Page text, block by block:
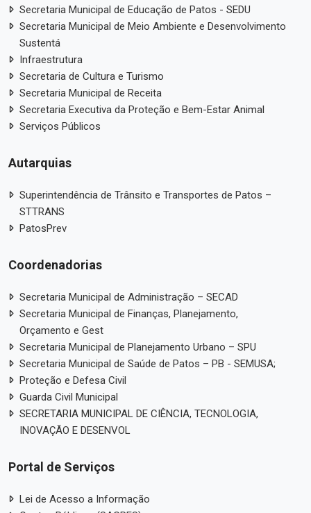
Secretaria Municipal de Educação de Patos - SEDU
Secretaria Municipal de Meio Ambiente e Desenvolvimento
Sustentá
Infraestrutura
Secretaria de Cultura e Turismo
Secretaria Municipal de Receita
Secretaria Executiva da Proteção e Bem-Estar Animal
Serviços Públicos
Autarquias
Superintendência de Trânsito e Transportes de Patos –
STTRANS
PatosPrev
Coordenadorias
Secretaria Municipal de Administração – SECAD
Secretaria Municipal de Finanças, Planejamento,
Orçamento e Gest
Secretaria Municipal de Planejamento Urbano – SPU
Secretaria Municipal de Saúde de Patos – PB - SEMUSA;
Proteção e Defesa Civil
Guarda Civil Municipal
SECRETARIA MUNICIPAL DE CIÊNCIA, TECNOLOGIA,
INOVAÇÃO E DESENVOL
Portal de Serviços
Lei de Acesso a Informação